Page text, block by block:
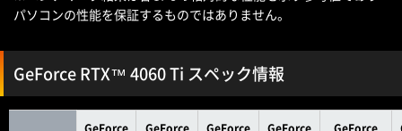
パソコンの性能を保証するものではありません。
GeForce RTX™ 4060 Ti スペック情報